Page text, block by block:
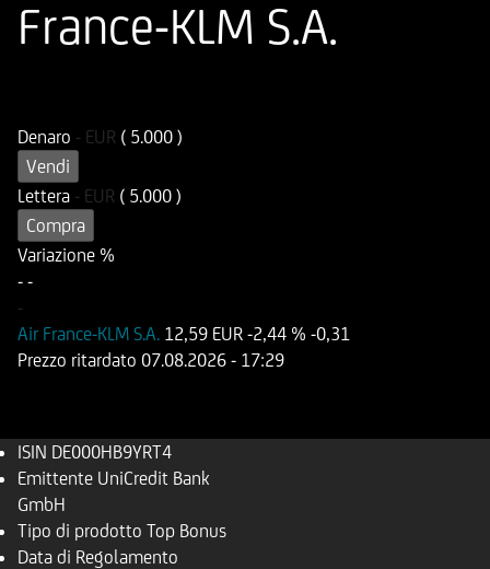
France-KLM S.A.
Denaro - EUR ( 5.000 )
Vendi
Lettera - EUR ( 5.000 )
Compra
Variazione %
- -
-
Air France-KLM S.A. 12,59 EUR -2,44 % -0,31
Prezzo ritardato 07.08.2026 - 17:29
ISIN DE000HB9YRT4
Emittente UniCredit Bank
GmbH
Tipo di prodotto Top Bonus
Data di Regolamento